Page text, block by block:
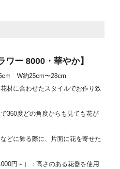
ワー 8000・華やか】
W約25cm〜28cm
材に合わせたスタイルでお作り致
360度どの角度からも見ても花が
どに飾る際に、片面に花を寄せた
円～）：高さのある花器を使用